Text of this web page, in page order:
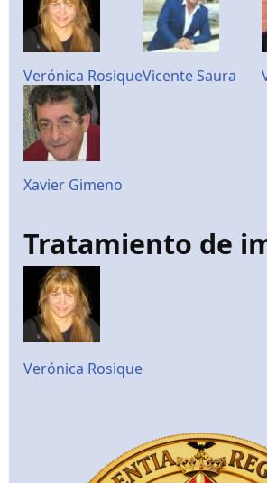
Verónica RosiqueVicente Saura
Xavier Gimeno
Tratamiento de
Verónica Rosique